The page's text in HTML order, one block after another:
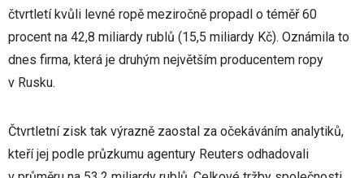
čtvrtletí kvůli levné ropě meziročně propadl o téměř 60
procent na 42,8 miliardy rublů (15,5 miliardy Kč). Oznámila to
dnes firma, která je druhým největším producentem ropy
v Rusku.
Čtvrtletní zisk tak výrazně zaostal za očekáváním analytiků,
kteří jej podle průzkumu agentury Reuters odhadovali